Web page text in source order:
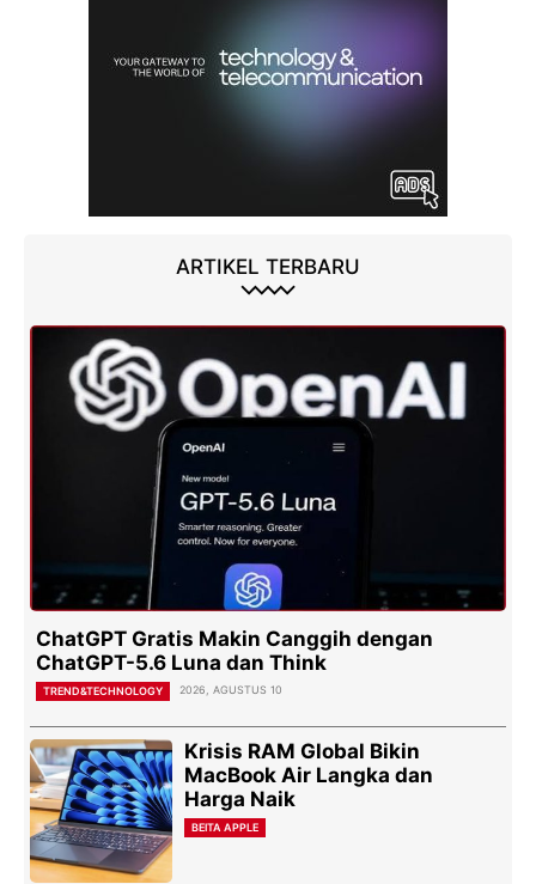
ARTIKEL TERBARU
ChatGPT Gratis Makin Canggih dengan
ChatGPT-5.6 Luna dan Think
TREND&TECHNOLOGY 2026, AGUSTUS 10
Krisis RAM Global Bikin
MacBook Air Langka dan
Harga Naik
BEITA APPLE